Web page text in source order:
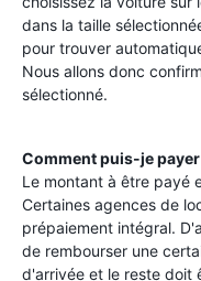
dans la taille
pour trouver
Nous allons donc
sélectionné.
Comment puis-je
Le montant à être payé
Certaines agences de
prépaiement intégral.
de rembourser une
d'arrivée et le reste doit